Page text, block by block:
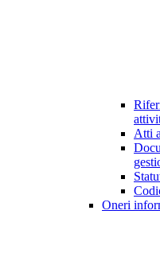
Atti
Oneri